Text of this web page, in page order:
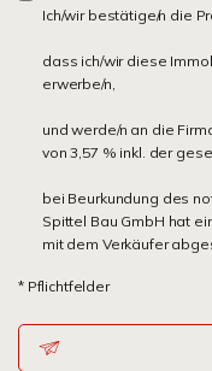
Ich/wir bestätige/n die
dass ich/wir diese
erwerbe/n,
und werde/n an die
von 3,57 % inkl. der
bei Beurkundung des
Spittel Bau GmbH hat
mit dem Verkäufer
* Pflichtfelder